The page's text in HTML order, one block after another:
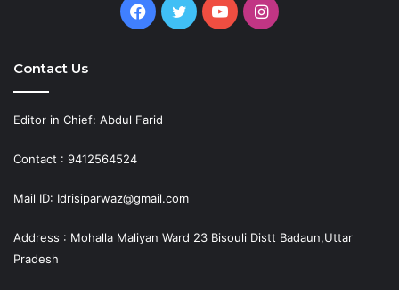
Facebook
TwitterYouTubeInstagram
Contact Us
Editor in Chief: Abdul Farid
Contact : 9412564524
Mail ID: Idrisiparwaz@gmail.com
Address : Mohalla Maliyan Ward 23 Bisouli Distt Badaun,Uttar
Pradesh